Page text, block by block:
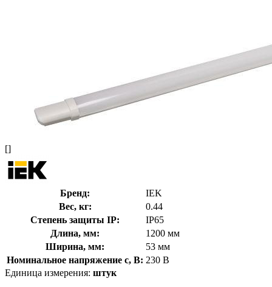
[]
Бренд:
IEK
Вес, кг:
0.44
Степень защиты IP:
IP65
Длина, мм:
1200 мм
Ширина, мм:
53 мм
Номинальное напряжение с, В: 230 В
Единица измерения: штук